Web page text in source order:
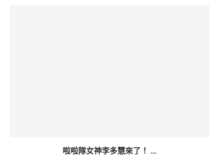
啦啦隊女神李多慧來了！ ...